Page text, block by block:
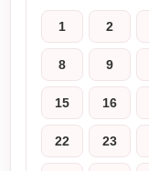
1 2
8 9
15 16
22 23